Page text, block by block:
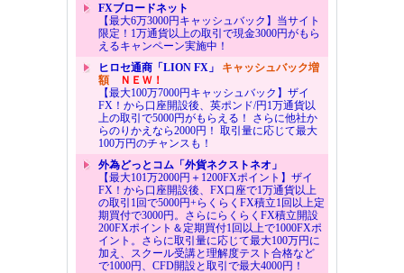
FXブロードネット
【最大6万3000円キャッシュバック】当サイト
限定！1万通貨以上の取引で現金3000円がもら
えるキャンペーン実施中！
ヒロセ通商「LION FX」 キャッシュバック増
額ＮＥＷ！
【最大100万7000円キャッシュバック】ザイ
FX！から口座開設後、英ポンド/円1万通貨以
上の取引で5000円がもらえる！ さらに他社か
らのりかえなら2000円！ 取引量に応じて最大
100万円のチャンスも！
外為どっとコム「外貨ネクストネオ」
【最大101万2000円＋1200FXポイント】ザイ
FX！から口座開設後、FX口座で1万通貨以上
の取引1回で5000円+らくらくFX積立1回以上定
期買付で3000円。さらにらくらくFX積立開設
200FXポイント＆定期買付1回以上で1000FXポ
イント。さらに取引量に応じて最大100万円に
加え、スクール受講と理解度テスト合格など
で1000円、CFD開設と取引で最大4000円！